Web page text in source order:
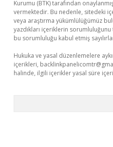
Kurumu (BTK) tarafından
vermektedir. Bu nedenle, sitedeki
veya araştırma yükümlülüğümüz
yazdıkları içeriklerin
bu sorumluluğu kabul etmiş
Hukuka ve yasal düzenlemelere
içerikleri,
halinde, ilgili içerikler yasal süre